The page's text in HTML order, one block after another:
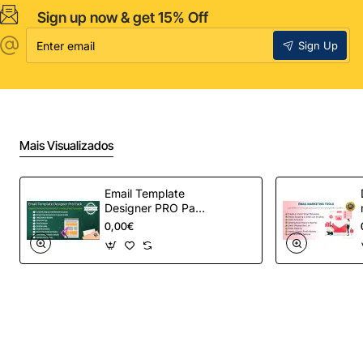
Sign up now & get 15% Off
email
Sign Up
Mais Visualizados
Email Template
Designer PRO Pack
– Automação de e-
mail definitiva para
OpenCart
0,00€